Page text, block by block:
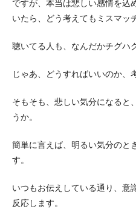
ですが、本当は悲しい感情を込
いたら、どう考えてもミスマッ
聴いてる人も、なんだかチグハ
じゃあ、どうすればいいのか、
そもそも、悲しい気分になると
うか。
簡単に言えば、明るい気分のと
す。
いつもお伝えしている通り、意
反応します。